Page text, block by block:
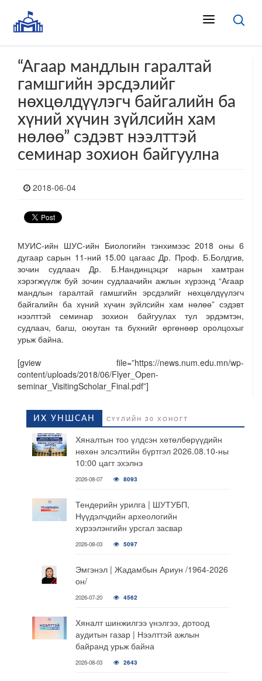
“Агаар мандлын гаралтай
гамшгийн эрсдэлийг
нөхцөлдүүлэгч байгалийн ба
хүний хүчин зүйлсийн хам
нөлөө” сэдэвт нээлттэй
семинар зохион байгуулна
2018-06-04
МУИС-ийн ШУС-ийн Биологийн тэнхимээс 2018 оны 6
дугаар сарын 11-ний 15.00 цагаас Др. Проф. Б.Болдгив,
зочин судлаач Др. Б.Нандинцэцэг нарын хамтран
хэрэгжүүлж буй зочин судлаачийн ажлын хүрээнд “Агаар
мандлын гаралтай гамшгийн эрсдэлийг нөхцөлдүүлэгч
байгалийн ба хүний хүчин зүйлсийн хам нөлөө” сэдэвт
нээлттэй семинар зохион байгуулах тул эрдэмтэн,
судлаач, багш, оюутан та бүхнийг өргөнөөр оролцохыг
урьж байна.
[gview file=”https://news.num.edu.mn/wp-
content/uploads/2018/06/Flyer_Open-
seminar_VisitingScholar_Final.pdf”]
ИХ УНШСАН СҮҮЛИЙН 30 ХОНОГТ
Хяналтын тоо үлдсэн хөтөлбөрүүдийн
нөхөн элсэлтийн бүртгэл 2026.08.10-ны
10:00 цагт эхэлнэ
2026-08-07 8093
Тендерийн урилга | ШУТУБП,
Нүүдэлчдийн археологийн
хүрээлэнгийн урсгал засвар
2026-08-03 5097
Эмгэнэл | Жадамбын Ариун /1964-2026
он/
2026-07-20 4562
Хяналт шинжилгээ үнэлгээ, дотоод
аудитын газар | Нээлттэй ажлын
байранд урьж байна
2026-08-03 2643